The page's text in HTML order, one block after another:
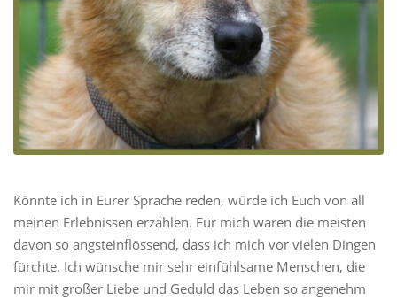
Könnte ich in Eurer Sprache reden, würde ich Euch von all
meinen Erlebnissen erzählen. Für mich waren die meisten
davon so angsteinflössend, dass ich mich vor vielen Dingen
fürchte. Ich wünsche mir sehr einfühlsame Menschen, die
mir mit großer Liebe und Geduld das Leben so angenehm